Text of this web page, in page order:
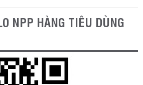
NPP HÀNG TIÊU DÙNG